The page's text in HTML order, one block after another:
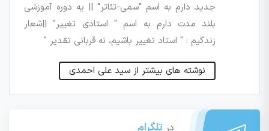
جدید دارم به اسم "سمی-تئاتر" || یه دوره آموزشی
بلند مدت دارم به اسم " استادی تغییر" ||شعار
زندگیم : " استاد تغییر باشیم، نه قربانی تقدیر "
نوشته های بیشتر از سید علی احمدی